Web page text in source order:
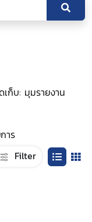
ก็บ: มุมรายงาน
าร
Filter